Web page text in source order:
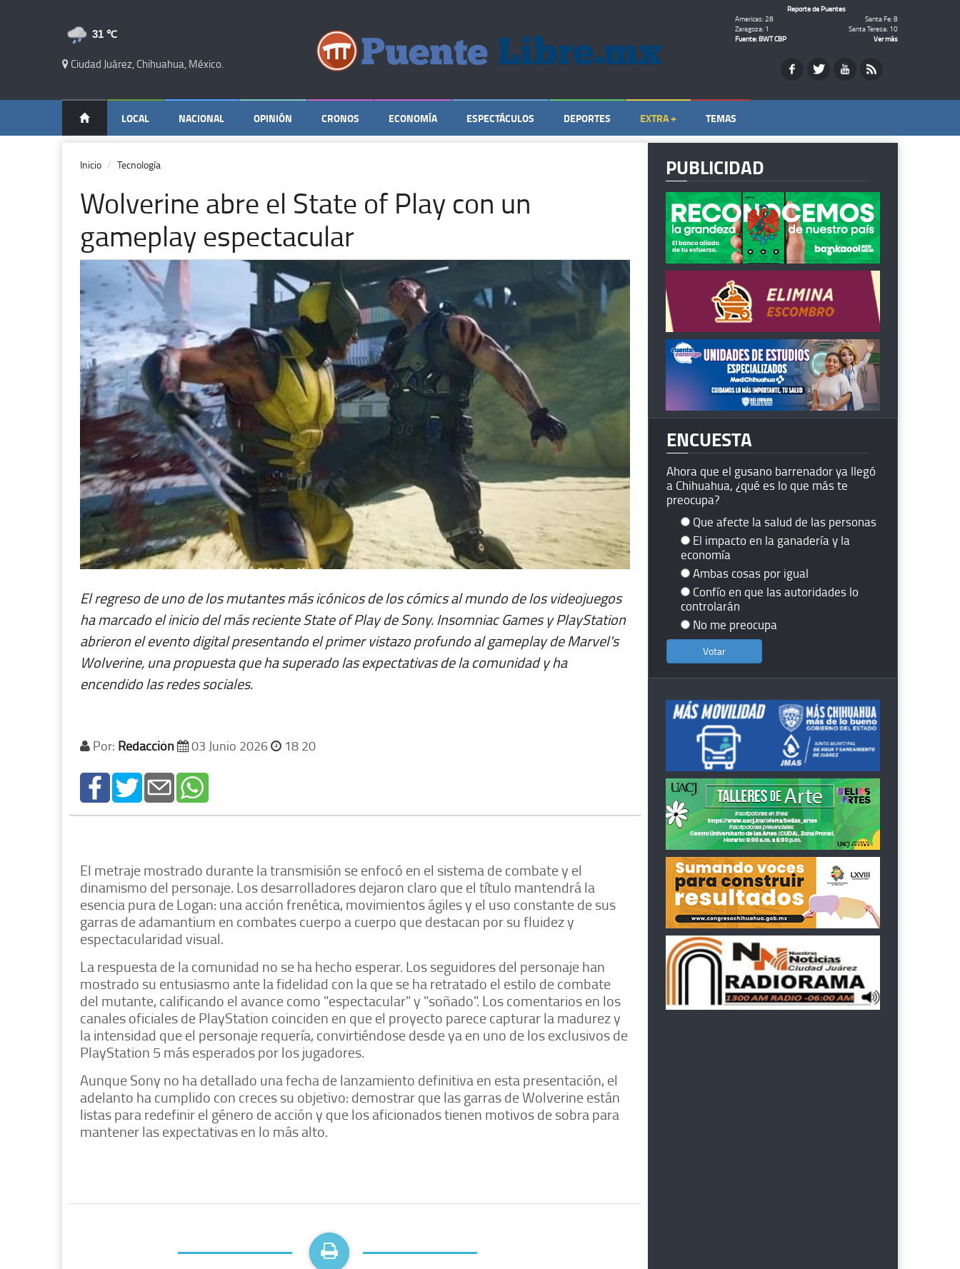
31 ℃
Ciudad Juárez, Chihuahua, México.
Reporte de Puentes
Americas: 28
Santa Fe: 8
Zaragoza: 1
Santa Teresa: 10
Fuente: BWT CBP
Ver más
LOCAL NACIONAL OPINIÓN CRONOS ECONOMÍA ESPECTÁCULOS DEPORTES EXTRA + TEMAS
Inicio Tecnología
Wolverine abre el State of Play con un
gameplay espectacular
​El regreso de uno de los mutantes más icónicos de los cómics al mundo de los videojuegos
ha marcado el inicio del más reciente State of Play de Sony. Insomniac Games y PlayStation
abrieron el evento digital presentando el primer vistazo profundo al gameplay de Marvel's
Wolverine, una propuesta que ha superado las expectativas de la comunidad y ha
encendido las redes sociales.
Por: Redacción 03 Junio 2026 18 20
​El metraje mostrado durante la transmisión se enfocó en el sistema de combate y el
dinamismo del personaje. Los desarrolladores dejaron claro que el título mantendrá la
esencia pura de Logan: una acción frenética, movimientos ágiles y el uso constante de sus
garras de adamantium en combates cuerpo a cuerpo que destacan por su fluidez y
espectacularidad visual.
​La respuesta de la comunidad no se ha hecho esperar. Los seguidores del personaje han
mostrado su entusiasmo ante la fidelidad con la que se ha retratado el estilo de combate
del mutante, calificando el avance como "espectacular" y "soñado". Los comentarios en los
canales oficiales de PlayStation coinciden en que el proyecto parece capturar la madurez y
la intensidad que el personaje requería, convirtiéndose desde ya en uno de los exclusivos de
PlayStation 5 más esperados por los jugadores.
​Aunque Sony no ha detallado una fecha de lanzamiento definitiva en esta presentación, el
adelanto ha cumplido con creces su objetivo: demostrar que las garras de Wolverine están
listas para redefinir el género de acción y que los aficionados tienen motivos de sobra para
mantener las expectativas en lo más alto.
PUBLICIDAD
ENCUESTA
Ahora que el gusano barrenador ya llegó
a Chihuahua, ¿qué es lo que más te
preocupa?
Que afecte la salud de las personas
El impacto en la ganadería y la
economía
Ambas cosas por igual
Confío en que las autoridades lo
controlarán
No me preocupa